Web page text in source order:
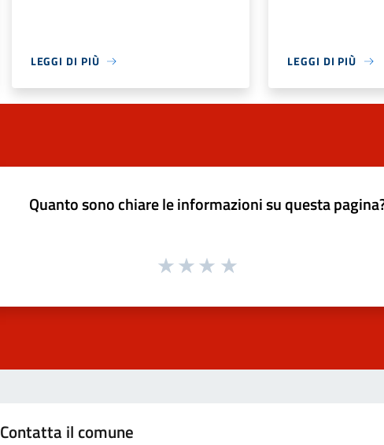
LEGGI DI PIÙ LEGGI DI PIÙ
Quanto sono chiare le informazioni su questa
Contatta il comune